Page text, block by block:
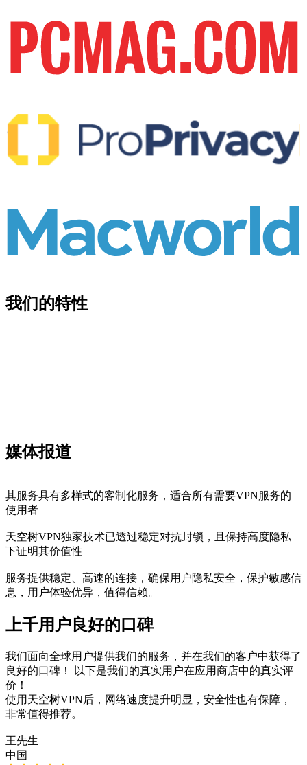
我们的特性
媒体报道
其服务具有多样式的客制化服务，适合所有需要VPN服务的
使用者
天空树VPN独家技术已透过稳定对抗封锁，且保持高度隐私
下证明其价值性
服务提供稳定、高速的连接，确保用户隐私安全，保护敏感信
息，用户体验优异，值得信赖。
上千用户良好的口碑
我们面向全球用户提供我们的服务，并在我们的客户中获得了
良好的口碑！ 以下是我们的真实用户在应用商店中的真实评
价！
使用天空树VPN后，网络速度提升明显，安全性也有保障，
非常值得推荐。
王先生
中国